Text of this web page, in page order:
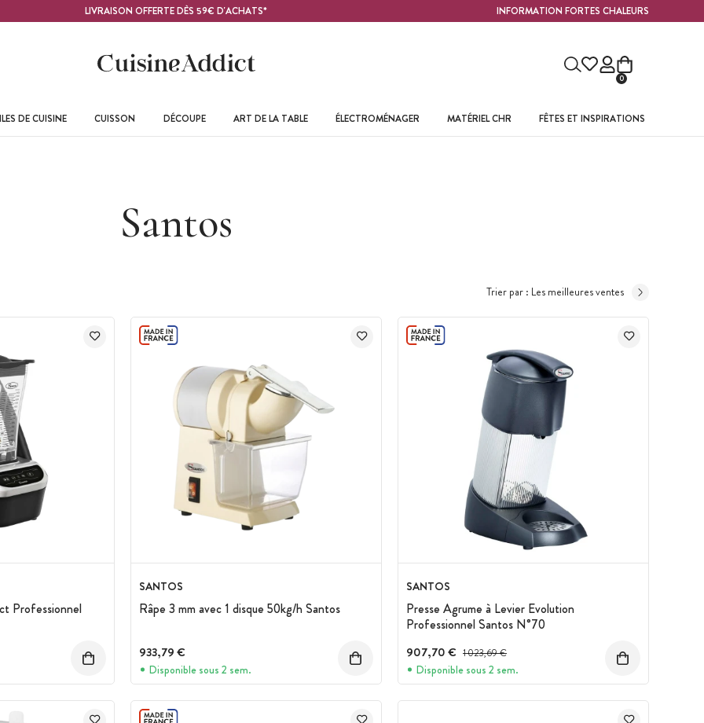
LIVRAISON OFFERTE DÈS 59€ D'ACHATS* INFORMATION FORTES CHALEURS
0
DE CUISINE CUISSON DÉCOUPE ART DE LA TABLE ÉLECTROMÉNAGER MATÉRIEL CHR FÊTES ET INSPIRATIONS
Santos
Trier par : Les meilleures ventes
Professionnel
SANTOS
Râpe 3 mm avec 1 disque 50kg/h Santos
933,79 €
Disponible sous 2 sem.
SANTOS
Presse Agrume à Levier Evolution
Professionnel Santos N°70
907,70 € Prix avant réduction :
1 023,69 €
Disponible sous 2 sem.